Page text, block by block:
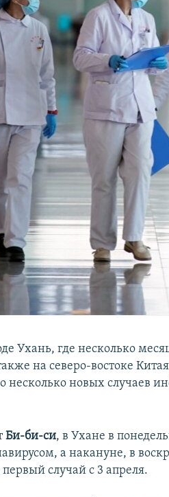
Ухань, где несколько
на северо-востоке
несколько новых случаев
Би-би-си, в Ухане в
а накануне, в
случай с 3 апреля.